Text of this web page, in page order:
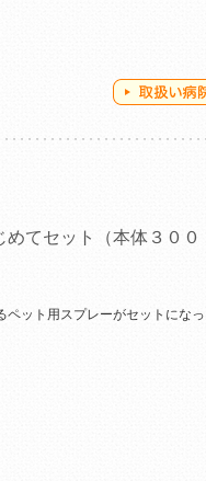
てセット（本体３００
ペット用スプレーがセットになっ